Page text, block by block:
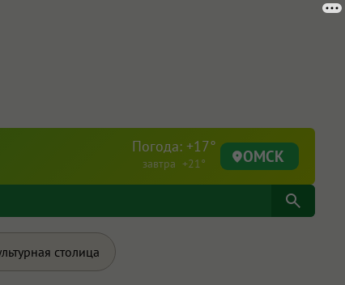
Погода: +17°
завтра +21° ОМСК
столица